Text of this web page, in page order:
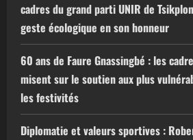
cadres du grand parti UNIR de
geste écologique en son honneur
60 ans de Faure Gnassingbé : les
misent sur le soutien aux plus
les festivités
Diplomatie et valeurs sportives :